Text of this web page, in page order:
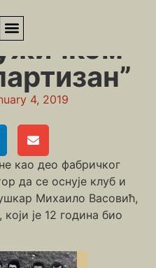
ужичком ФК “Први партизан”
4, 2019
као део фабричког
да се оснује клуб и
Михаило Васовић,
је 12 година био